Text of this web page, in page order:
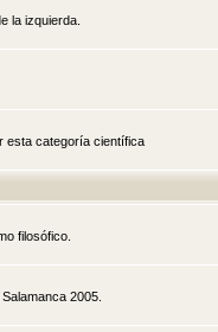
la izquierda.
esta categoría científica
filosófico.
2005.